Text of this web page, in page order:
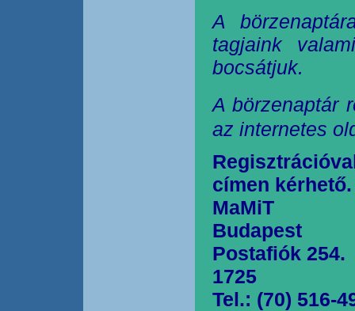
A
tagjaink
bocsátjuk.
A börzenaptár
az internetes
címen kérhető.
MaMiT
Budapest
Postafiók 254.
1725
Tel.: (70) 516-